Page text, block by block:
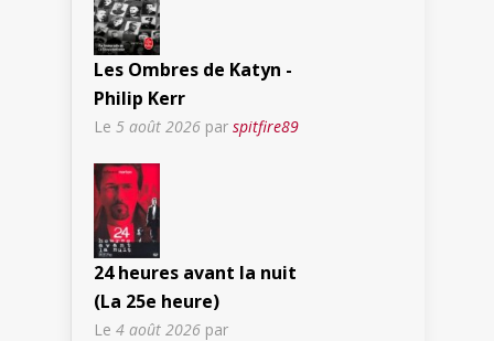
Les Ombres de Katyn -
Philip Kerr
Le 5 août 2026 par spitfire89
24 heures avant la nuit
(La 25e heure)
Le 4 août 2026 par